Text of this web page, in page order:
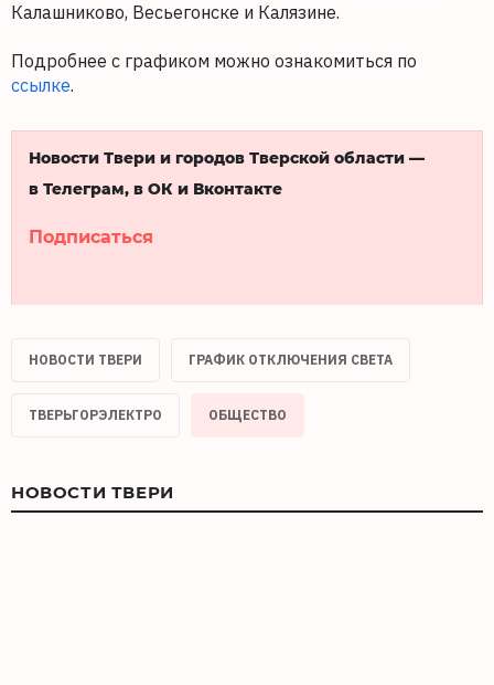
Калашниково, Весьегонске и Калязине.
Подробнее с графиком можно ознакомиться по
ссылке.
Новости Твери и городов Тверской области —
в Телеграм, в ОК и Вконтакте
Подписаться
НОВОСТИ ТВЕРИ ГРАФИК ОТКЛЮЧЕНИЯ СВЕТА
ТВЕРЬГОРЭЛЕКТРО ОБЩЕСТВО
НОВОСТИ ТВЕРИ